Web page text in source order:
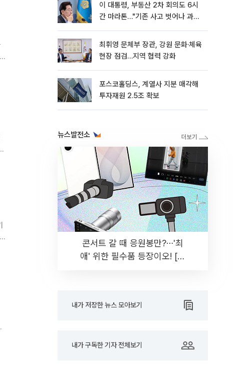
이 대통령, 부동산 2차 회의도 6시
간 마라톤…"기존 사고 벗어나 과감
최휘영 문체부 장관, 강원 문화·체육
현장 점검…지역 협력 강화
포스코홀딩스, 계열사 지분 매각해
투자재원 2.5조 확보
뉴스발전소
콘서트 갈 때 응원봉만?⋯'최
애' 위한 필수품 등장이오! [솔
내가 저장한 뉴스 모아보기
내가 구독한 기자 전체보기